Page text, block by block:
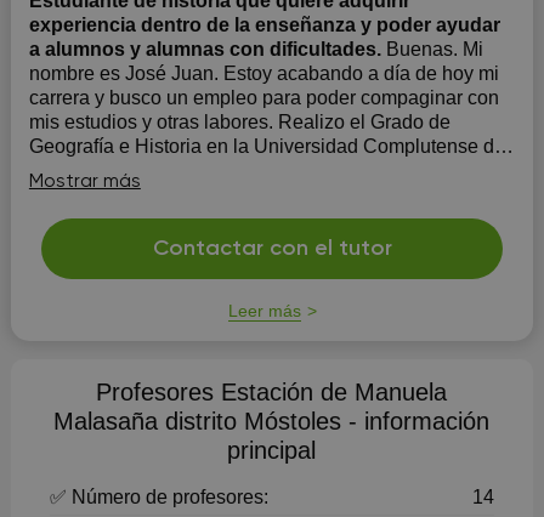
experiencia dentro de la enseñanza y poder ayudar
a alumnos y alumnas con dificultades. Buenas. Mi
nombre es José Juan. Estoy acabando a día de hoy mi
carrera y busco un empleo para poder compaginar con
mis estudios y otras labores. Realizo el Grado de
Geografía e Historia en la Universidad Complutense de
Madrid, pero también tengo nociones válidas para dar
clases de apoyo para alumn...
Mostrar más
Contactar con el tutor
Leer más
Profesores Estación de Manuela
Malasaña distrito Móstoles - información
principal
✅ Número de profesores:
14